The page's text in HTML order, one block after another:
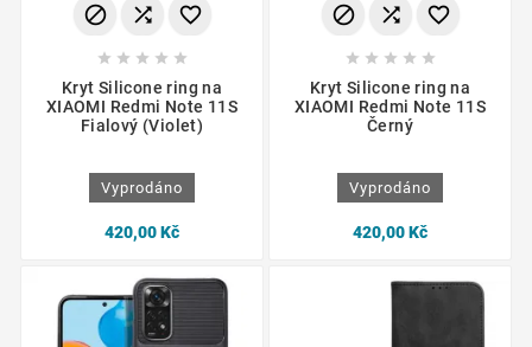
  
    
Kryt Silicone ring na
XIAOMI Redmi Note 11S
Fialový (Violet)
Vyprodáno
420,00 Kč
  
    
Kryt Silicone ring na
XIAOMI Redmi Note 11S
Černý
Vyprodáno
420,00 Kč